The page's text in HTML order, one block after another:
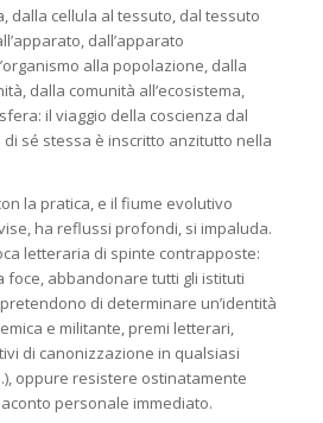
dalla cellula al tessuto, dal tessuto
dall’apparato
alla popolazione, dalla
dalla comunità all’ecosistema,
il viaggio della coscienza dal
sé stessa è inscritto anzitutto nella
la pratica, e il fiume evolutivo
ha reflussi profondi, si impaluda.
letteraria di spinte contrapposte:
foce, abbandonare tutti gli istituti
di determinare un’identità
e militante, premi letterari,
di canonizzazione in qualsiasi
oppure resistere ostinatamente
personale immediato.